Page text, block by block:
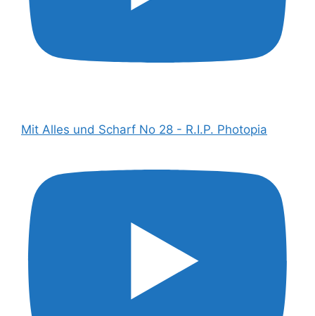
Mit Alles und Scharf No 28 - R.I.P. Photopia